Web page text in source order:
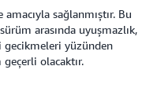
sağlanmıştır. Bu
arasında uyuşmazlık,
gecikmeleri yüzünden
olacaktır.